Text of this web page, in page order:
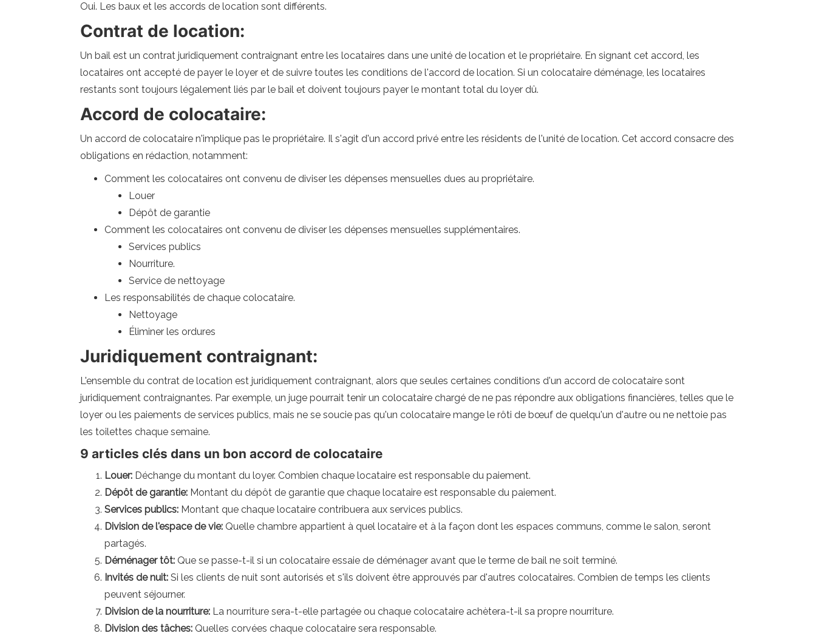
Oui. Les baux et les accords de location sont différents.
Contrat de location:
Un bail est un contrat juridiquement contraignant entre les locataires dans une unité de location et le propriétaire. En signant cet accord, les
locataires ont accepté de payer le loyer et de suivre toutes les conditions de l'accord de location. Si un colocataire déménage, les locataires
restants sont toujours légalement liés par le bail et doivent toujours payer le montant total du loyer dû.
Accord de colocataire:
Un accord de colocataire n'implique pas le propriétaire. Il s'agit d'un accord privé entre les résidents de l'unité de location. Cet accord consacre des
obligations en rédaction, notamment:
Comment les colocataires ont convenu de diviser les dépenses mensuelles dues au propriétaire.
Louer
Dépôt de garantie
Comment les colocataires ont convenu de diviser les dépenses mensuelles supplémentaires.
Services publics
Nourriture.
Service de nettoyage
Les responsabilités de chaque colocataire.
Nettoyage
Éliminer les ordures
Juridiquement contraignant:
L'ensemble du contrat de location est juridiquement contraignant, alors que seules certaines conditions d'un accord de colocataire sont
juridiquement contraignantes. Par exemple, un juge pourrait tenir un colocataire chargé de ne pas répondre aux obligations financières, telles que le
loyer ou les paiements de services publics, mais ne se soucie pas qu'un colocataire mange le rôti de bœuf de quelqu'un d'autre ou ne nettoie pas
les toilettes chaque semaine.
9 articles clés dans un bon accord de colocataire
Louer: Déchange du montant du loyer. Combien chaque locataire est responsable du paiement.
Dépôt de garantie: Montant du dépôt de garantie que chaque locataire est responsable du paiement.
Services publics: Montant que chaque locataire contribuera aux services publics.
Division de l'espace de vie: Quelle chambre appartient à quel locataire et à la façon dont les espaces communs, comme le salon, seront
partagés.
Déménager tôt: Que se passe-t-il si un colocataire essaie de déménager avant que le terme de bail ne soit terminé.
Invités de nuit: Si les clients de nuit sont autorisés et s'ils doivent être approuvés par d'autres colocataires. Combien de temps les clients
peuvent séjourner.
Division de la nourriture: La nourriture sera-t-elle partagée ou chaque colocataire achètera-t-il sa propre nourriture.
Division des tâches: Quelles corvées chaque colocataire sera responsable.